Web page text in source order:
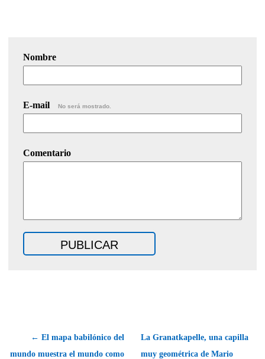
Nombre
E-mail No será mostrado.
Comentario
← El mapa babilónico del
mundo muestra el mundo como
La Granatkapelle, una capilla
muy geométrica de Mario